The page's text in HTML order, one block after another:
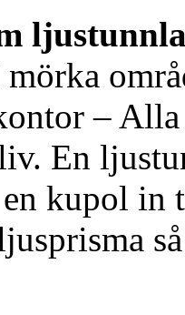
– Alla
En
kupol in